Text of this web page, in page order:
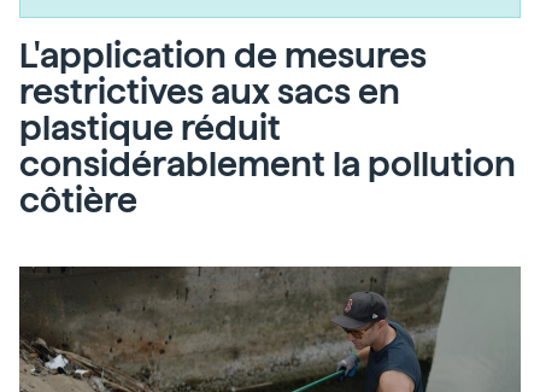
L'application de mesures
restrictives aux sacs en
plastique réduit
considérablement la pollution
côtière